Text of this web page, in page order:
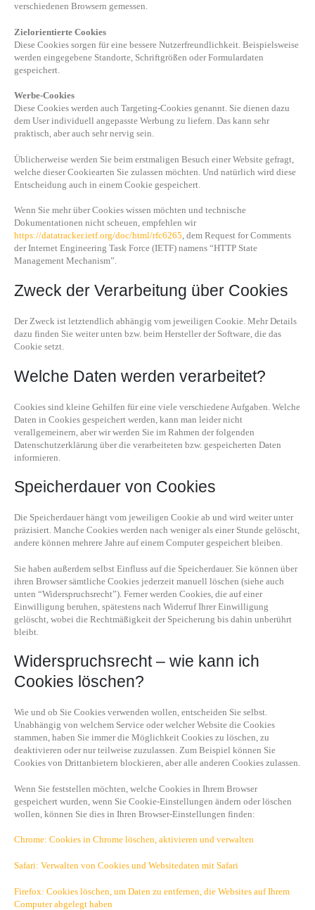
verschiedenen Browsern gemessen.
Zielorientierte Cookies
Diese Cookies sorgen für eine bessere Nutzerfreundlichkeit. Beispielsweise
werden eingegebene Standorte, Schriftgrößen oder Formulardaten
gespeichert.
Werbe-Cookies
Diese Cookies werden auch Targeting-Cookies genannt. Sie dienen dazu
dem User individuell angepasste Werbung zu liefern. Das kann sehr
praktisch, aber auch sehr nervig sein.
Üblicherweise werden Sie beim erstmaligen Besuch einer Website gefragt,
welche dieser Cookiearten Sie zulassen möchten. Und natürlich wird diese
Entscheidung auch in einem Cookie gespeichert.
Wenn Sie mehr über Cookies wissen möchten und technische
Dokumentationen nicht scheuen, empfehlen wir
https://datatracker.ietf.org/doc/html/rfc6265, dem Request for Comments
der Internet Engineering Task Force (IETF) namens “HTTP State
Management Mechanism”.
Zweck der Verarbeitung über Cookies
Der Zweck ist letztendlich abhängig vom jeweiligen Cookie. Mehr Details
dazu finden Sie weiter unten bzw. beim Hersteller der Software, die das
Cookie setzt.
Welche Daten werden verarbeitet?
Cookies sind kleine Gehilfen für eine viele verschiedene Aufgaben. Welche
Daten in Cookies gespeichert werden, kann man leider nicht
verallgemeinern, aber wir werden Sie im Rahmen der folgenden
Datenschutzerklärung über die verarbeiteten bzw. gespeicherten Daten
informieren.
Speicherdauer von Cookies
Die Speicherdauer hängt vom jeweiligen Cookie ab und wird weiter unter
präzisiert. Manche Cookies werden nach weniger als einer Stunde gelöscht,
andere können mehrere Jahre auf einem Computer gespeichert bleiben.
Sie haben außerdem selbst Einfluss auf die Speicherdauer. Sie können über
ihren Browser sämtliche Cookies jederzeit manuell löschen (siehe auch
unten “Widerspruchsrecht”). Ferner werden Cookies, die auf einer
Einwilligung beruhen, spätestens nach Widerruf Ihrer Einwilligung
gelöscht, wobei die Rechtmäßigkeit der Speicherung bis dahin unberührt
bleibt.
Widerspruchsrecht – wie kann ich
Cookies löschen?
Wie und ob Sie Cookies verwenden wollen, entscheiden Sie selbst.
Unabhängig von welchem Service oder welcher Website die Cookies
stammen, haben Sie immer die Möglichkeit Cookies zu löschen, zu
deaktivieren oder nur teilweise zuzulassen. Zum Beispiel können Sie
Cookies von Drittanbietern blockieren, aber alle anderen Cookies zulassen.
Wenn Sie feststellen möchten, welche Cookies in Ihrem Browser
gespeichert wurden, wenn Sie Cookie-Einstellungen ändern oder löschen
wollen, können Sie dies in Ihren Browser-Einstellungen finden:
Chrome: Cookies in Chrome löschen, aktivieren und verwalten
Safari: Verwalten von Cookies und Websitedaten mit Safari
Firefox: Cookies löschen, um Daten zu entfernen, die Websites auf Ihrem
Computer abgelegt haben